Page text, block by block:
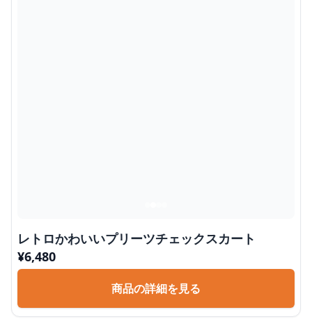
レトロかわいいプリーツチェックスカート
¥6,480
商品の詳細を見る